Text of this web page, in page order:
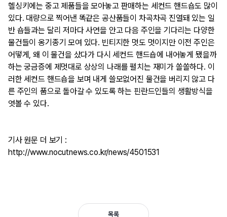
헬싱키에는 중고 제품들을 모아놓고 판매하는 세컨드 핸드숍도 많이
있다. 대량으로 찍어낸 똑같은 공산품들이 차곡차곡 진열돼 있는 일
반 숍들과는 달리 저마다 사연을 안고 다음 주인을 기다리는 다양한
물건들이 옹기종기 모여 있다. 빈티지한 멋도 멋이지만 이전 주인은
어떻게, 왜 이 물건을 샀다가 다시 세컨드 핸드숍에 내어놓게 됐을까
하는 궁금증에 제멋대로 상상의 나래를 펼치는 재미가 쏠쏠하다. 이
러한 세컨드 핸드숍을 보며 내게 쓸모없어진 물건을 버리지 않고 다
른 주인의 품으로 돌아갈 수 있도록 하는 핀란드인들의 생활방식을
엿볼 수 있다.
기사 원문 더 보기 :
http://www.nocutnews.co.kr/news/4501531
목록